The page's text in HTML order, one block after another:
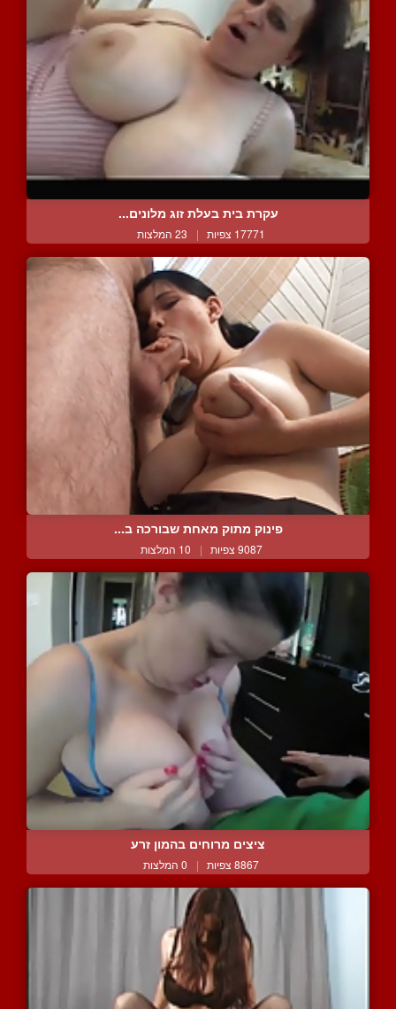
עקרת בית בעלת זוג מלונים...
17771 צפיות | 23 המלצות
פינוק מתוק מאחת שבורכה ב...
9087 צפיות | 10 המלצות
ציצים מרוחים בהמון זרע
8867 צפיות | 0 המלצות